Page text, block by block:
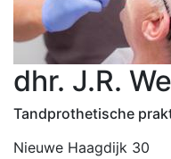
dhr. J.R.
Tandprothetische
Nieuwe Haagdijk 30